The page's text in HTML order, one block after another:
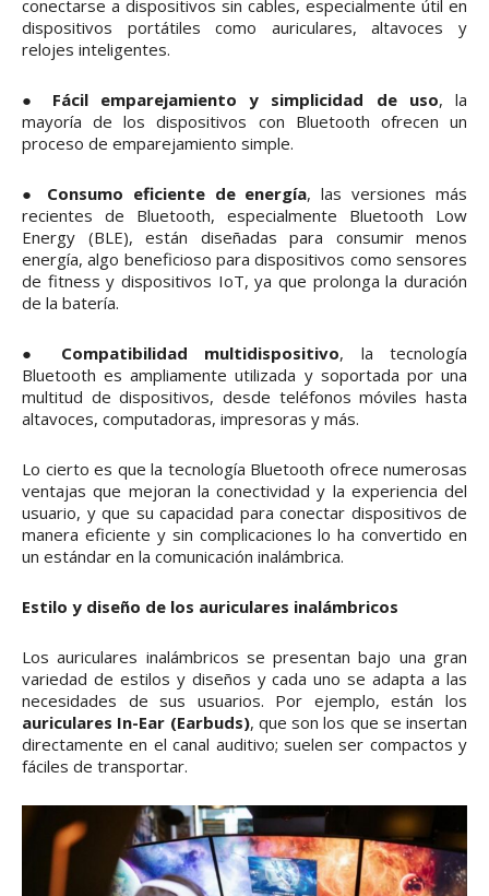
conectarse a dispositivos sin cables, especialmente útil en
dispositivos portátiles como auriculares, altavoces y
relojes inteligentes.
● Fácil emparejamiento y simplicidad de uso, la
mayoría de los dispositivos con Bluetooth ofrecen un
proceso de emparejamiento simple.
● Consumo eficiente de energía, las versiones más
recientes de Bluetooth, especialmente Bluetooth Low
Energy (BLE), están diseñadas para consumir menos
energía, algo beneficioso para dispositivos como sensores
de fitness y dispositivos IoT, ya que prolonga la duración
de la batería.
● Compatibilidad multidispositivo, la tecnología
Bluetooth es ampliamente utilizada y soportada por una
multitud de dispositivos, desde teléfonos móviles hasta
altavoces, computadoras, impresoras y más.
Lo cierto es que la tecnología Bluetooth ofrece numerosas
ventajas que mejoran la conectividad y la experiencia del
usuario, y que su capacidad para conectar dispositivos de
manera eficiente y sin complicaciones lo ha convertido en
un estándar en la comunicación inalámbrica.
Estilo y diseño de los auriculares inalámbricos
Los auriculares inalámbricos se presentan bajo una gran
variedad de estilos y diseños y cada uno se adapta a las
necesidades de sus usuarios. Por ejemplo, están los
auriculares In-Ear (Earbuds), que son los que se insertan
directamente en el canal auditivo; suelen ser compactos y
fáciles de transportar.